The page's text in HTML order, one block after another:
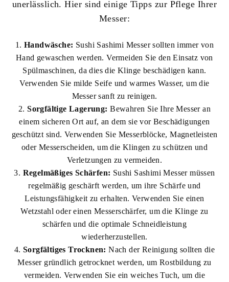
unerlässlich. Hier sind einige Tipps zur Pflege Ihrer
Messer:
Handwäsche: Sushi Sashimi Messer sollten immer von
Hand gewaschen werden. Vermeiden Sie den Einsatz von
Spülmaschinen, da dies die Klinge beschädigen kann.
Verwenden Sie milde Seife und warmes Wasser, um die
Messer sanft zu reinigen.
Sorgfältige Lagerung: Bewahren Sie Ihre Messer an
einem sicheren Ort auf, an dem sie vor Beschädigungen
geschützt sind. Verwenden Sie Messerblöcke, Magnetleisten
oder Messerscheiden, um die Klingen zu schützen und
Verletzungen zu vermeiden.
Regelmäßiges Schärfen: Sushi Sashimi Messer müssen
regelmäßig geschärft werden, um ihre Schärfe und
Leistungsfähigkeit zu erhalten. Verwenden Sie einen
Wetzstahl oder einen Messerschärfer, um die Klinge zu
schärfen und die optimale Schneidleistung
wiederherzustellen.
Sorgfältiges Trocknen: Nach der Reinigung sollten die
Messer gründlich getrocknet werden, um Rostbildung zu
vermeiden. Verwenden Sie ein weiches Tuch, um die